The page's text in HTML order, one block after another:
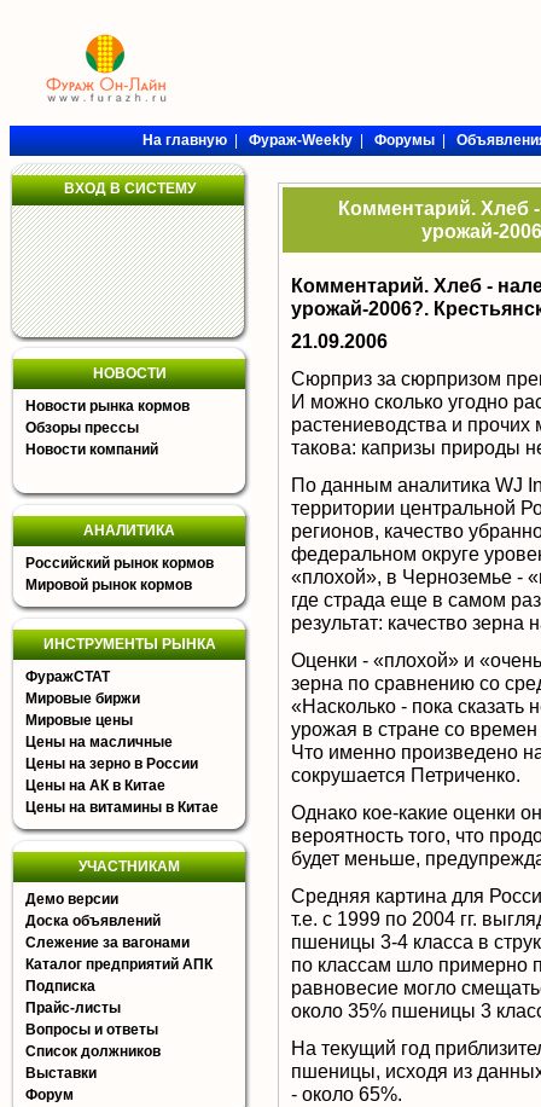
На главную|Фураж-Weekly|Форумы|
ВХОД В СИСТЕМУ
НОВОСТИ
Новости рынка кормов
Обзоры прессы
Новости компаний
АНАЛИТИКА
Российский рынок кормов
Мировой рынок кормов
ИНСТРУМЕНТЫ РЫНКА
ФуражСТАТ
Мировые биржи
Мировые цены
Цены на масличные
Цены на зерно в России
Цены на АК в Китае
Цены на витамины в Китае
УЧАСТНИКАМ
Демо версии
Доска объявлений
Слежение за вагонами
Каталог предприятий АПК
Подписка
Прайс-листы
Вопросы и ответы
Список должников
Выставки
Форум
Комментарий. Хлеб
урожай-
Комментарий. Хлеб -
урожай-2006?.
21.09.2006
Сюрприз за сюрпризом
И можно сколько угодно
растениеводства и
такова: капризы природы
По данным аналитика WJ
территории центральной
регионов, качество
федеральном округе
«плохой», в Черноземье -
где страда еще в самом
результат: качество
Оценки - «плохой» и
зерна по сравнению со
«Насколько - пока сказать
урожая в стране со
Что именно произведено
сокрушается Петриченко.
Однако кое-какие оценки
вероятность того, что
будет меньше,
Средняя картина для
т.е. с 1999 по 2004 гг.
пшеницы 3-4 класса в
по классам шло примерно
равновесие могло
около 35% пшеницы 3
На текущий год
пшеницы, исходя из
- около 65%.